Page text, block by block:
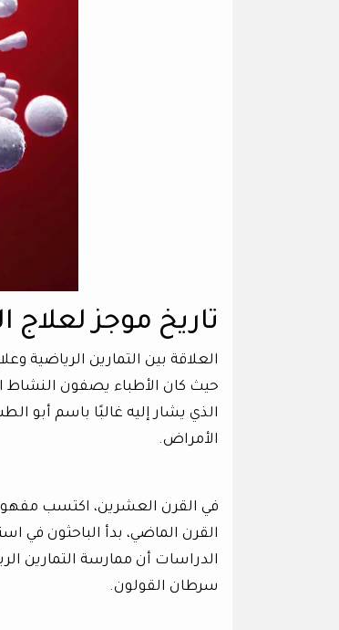
تاريخ موجز
العلاقة بين التمارين الرياضية
حيث كان الأطباء يصفون النشاط
الذي يشار إليه غالبًا باسم أبو
الأمراض.
في القرن العشرين، اكتسب
القرن الماضي، بدأ الباحثون في
الدراسات أن ممارسة التمارين
سرطان القولون.